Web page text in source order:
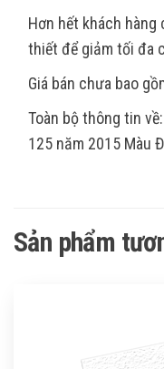
Hơn hết khách
thiết để giảm tối đa
Giá bán chưa bao
Toàn bộ thông tin
125 năm 2015 Màu
Sản phẩm